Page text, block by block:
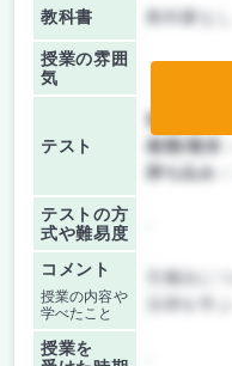
教科書 教科書な
授業の雰囲
気
テスト
前期/中間：
後期/期末：
持ち込み：
テストの方
式や難易度
コメント
授業の内容や
学べたこと
労働法に
授業を